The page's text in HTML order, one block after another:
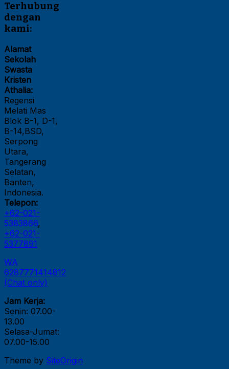
Terhubung
dengan
kami:
Alamat
Sekolah
Swasta
Kristen
Athalia:
Regensi
Melati Mas
Blok B-1, D-1,
B-14,BSD,
Serpong
Utara,
Tangerang
Selatan,
Banten,
Indonesia.
Telepon:
+62-021-
5383866,
+62-021-
5377891
WA
6287771414812
(Chat only)
Jam Kerja:
Senin: 07.00-
13.00
Selasa-Jumat:
07.00-15.00
Theme by SiteOrigin